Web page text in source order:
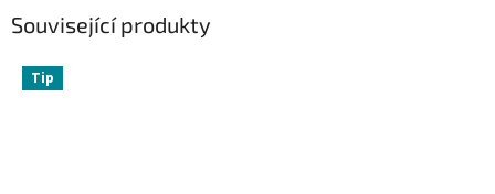
Související produkty
Tip